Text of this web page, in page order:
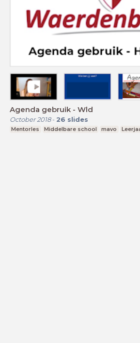
Agenda gebruik - Wld
October 2018- 26 slides
Mentorles Middelbare school mavo